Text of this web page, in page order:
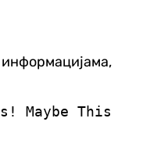
информацијама,
Maybe This